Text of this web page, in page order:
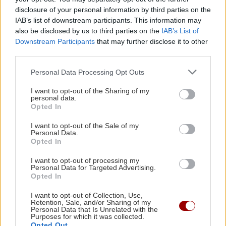
disclosure of your personal information by third parties on the
IAB’s list of downstream participants. This information may
also be disclosed by us to third parties on the IAB’s List of
Downstream Participants that may further disclose it to other
Personal Data Processing Opt Outs
I want to opt-out of the Sharing of my
personal data.
Opted In
I want to opt-out of the Sale of my
Personal Data.
Opted In
I want to opt-out of processing my
Personal Data for Targeted Advertising.
Opted In
I want to opt-out of Collection, Use,
Retention, Sale, and/or Sharing of my
Personal Data that Is Unrelated with the
Purposes for which it was collected.
15:33
ΚΡΗΤΗ
Ηράκλειο: Κυκλοφορούσε με σοκολάτα
Ηράκλειο: Στην τελική ευθεία η τριτοβάθμια
επεξεργασία λυμώτων
ΥΓΕΙΑ
δοκιμή με τον αντίχειρα που δίνει την
απάντηση
15:08
ΚΡΗΤΗ
Στάχτες το παράπηγμα στον Σίβα - Δείτε βίντεο